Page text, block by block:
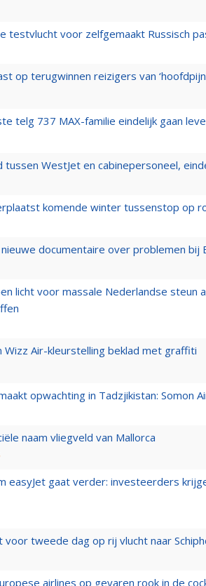
testvlucht voor zelfgemaakt Russisch
op terugwinnen reizigers van
telg 737 MAX-familie eindelijk gaan
tussen WestJet en cabinepersoneel,
komende winter tussenstop op
documentaire over problemen bij
licht voor massale Nederlandse steun
Wizz Air-kleurstelling beklad met graffiti
opwachting in Tadzjikistan: Somon
naam vliegveld van Mallorca
easyJet gaat verder: investeerders
voor tweede dag op rij vlucht naar
airlines op gevaren rook in de